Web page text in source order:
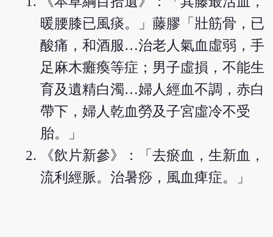
暖腰膝已風痰。」藤膠「壯筋骨，已
酸痛，和酒服…治老人氣血虛弱，手
足麻木癱瘓等症；男子虛損，不能生
育及遺精白濁…婦人經血不調，赤白
帶下，婦人乾血勞及子宮虛冷不受
胎。」
《飲片新參》：「去瘀血，生新血，
流利經脈。治暑痧，風血痺症。」